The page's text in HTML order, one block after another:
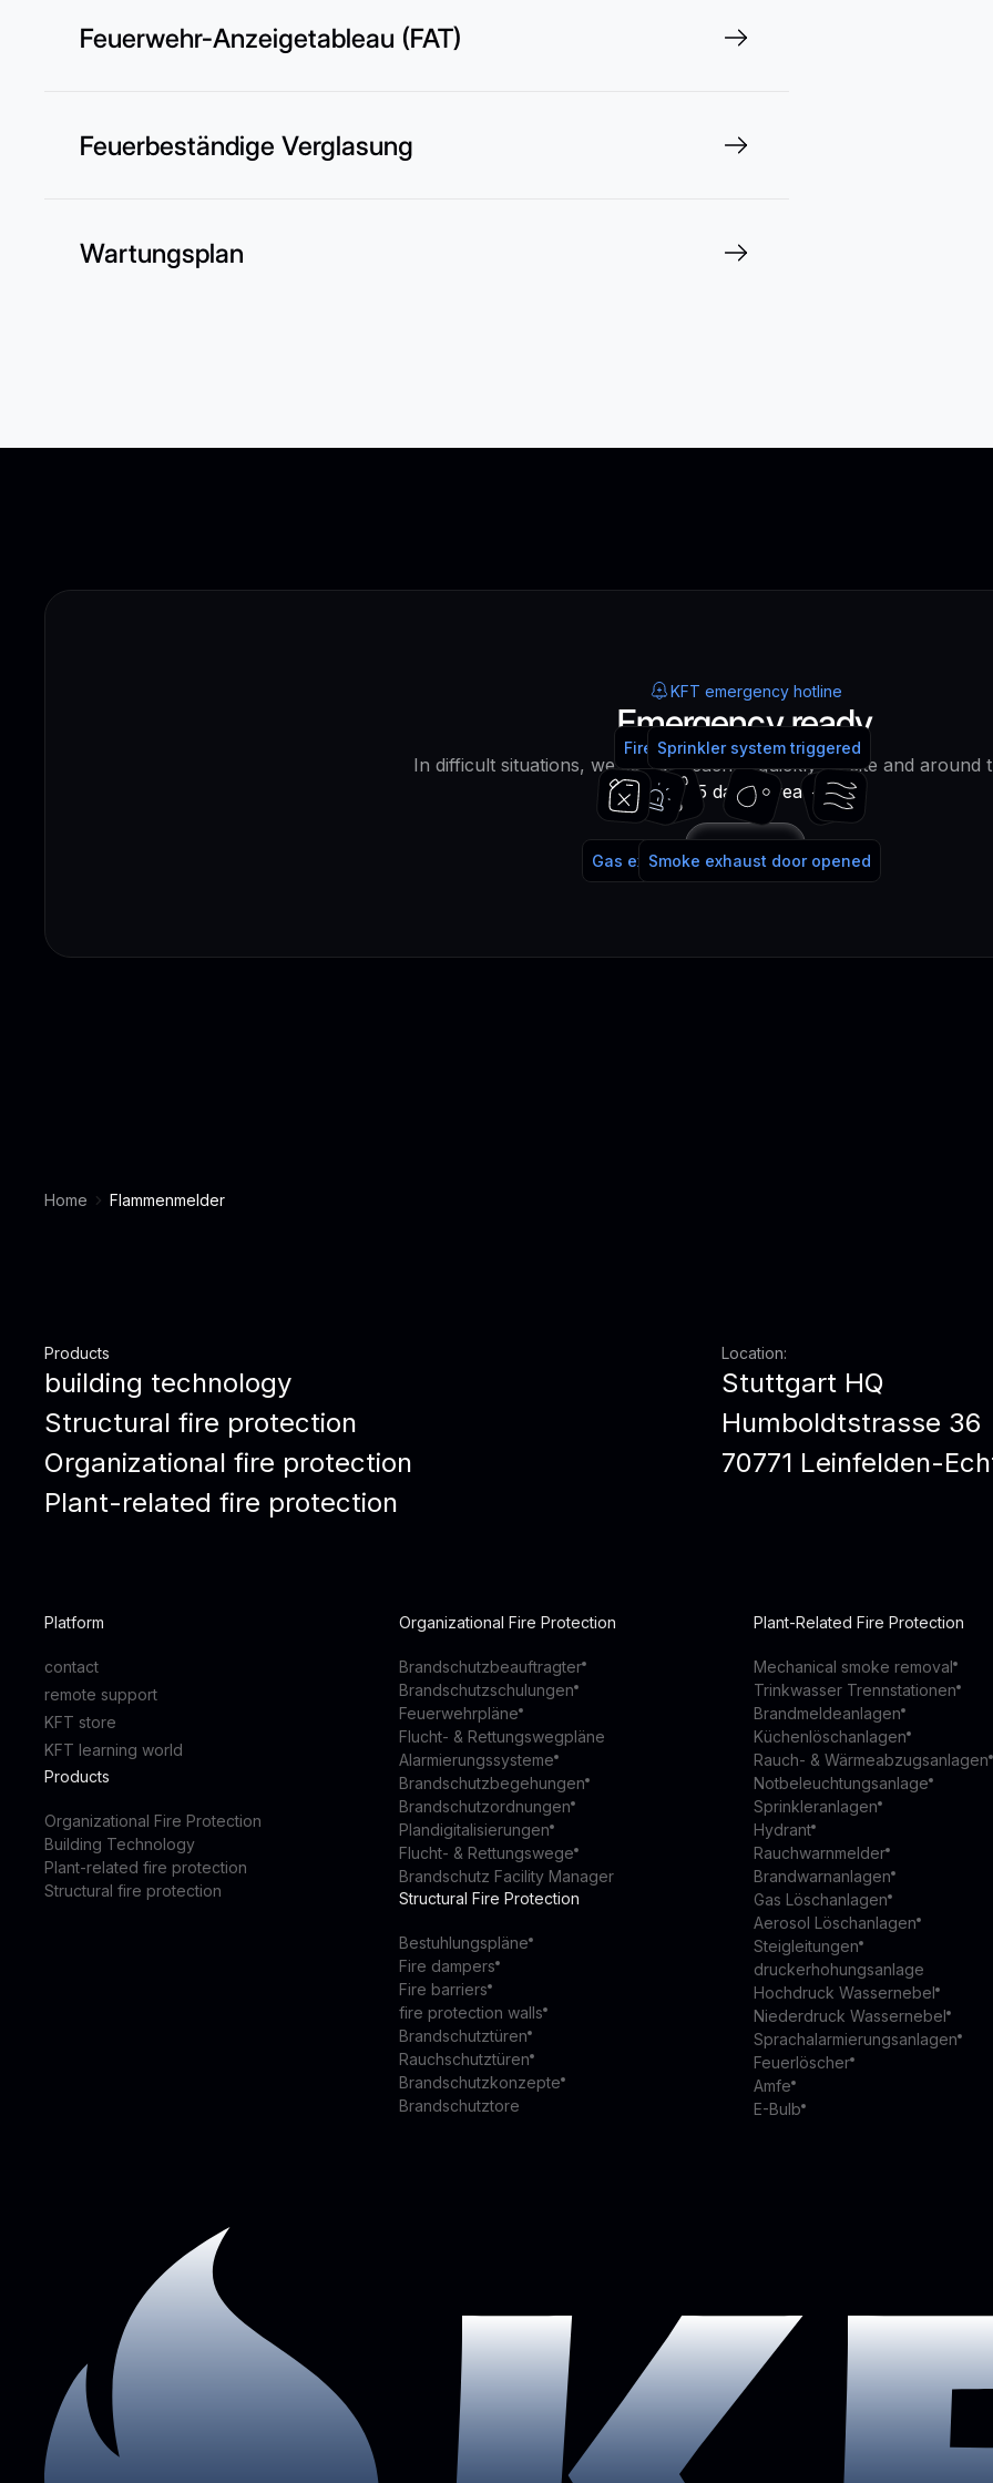
Feuerwehr-Anzeigetableau (FAT)
Feuerbeständige Verglasung
Wartungsplan
KFT emergency hotline
Emergency ready
In difficult situations, we can be reached quickly on site and around
365 days a year!
Call
Fire extinguisher used
Fire alarm system triggered
Gas extinguishing system triggered
water!
Sprinkler system triggered
Smoke exhaust door opened
Home Flammenmelder
Products
building technology
Structural fire protection
Organizational fire protection
Plant-related fire protection
Location:
Stuttgart HQ
Humboldtstrasse 36
70771 Leinfelden-
Platform
contact
remote support
KFT store
KFT learning world
Products
Organizational Fire Protection
Building Technology
Plant-related fire protection
Structural fire protection
Organizational Fire Protection
Brandschutzbeauftragter
Brandschutzschulungen
Feuerwehrpläne
Flucht- & Rettungswegpläne
Alarmierungssysteme
Brandschutzbegehungen
Brandschutzordnungen
Plandigitalisierungen
Flucht- & Rettungswege
Brandschutz Facility Manager
Structural Fire Protection
Bestuhlungspläne
Fire dampers
Fire barriers
fire protection walls
Brandschutztüren
Rauchschutztüren
Brandschutzkonzepte
Brandschutztore
Plant-Related Fire Protection
Mechanical smoke removal
Trinkwasser Trennstationen
Brandmeldeanlagen
Küchenlöschanlagen
Rauch- & Wärmeabzugsanlagen
Notbeleuchtungsanlage
Sprinkleranlagen
Hydrant
Rauchwarnmelder
Brandwarnanlagen
Gas Löschanlagen
Aerosol Löschanlagen
Steigleitungen
druckerhohungsanlage
Hochdruck Wassernebel
Niederdruck Wassernebel
Sprachalarmierungsanlagen
Feuerlöscher
Amfe
E-Bulb